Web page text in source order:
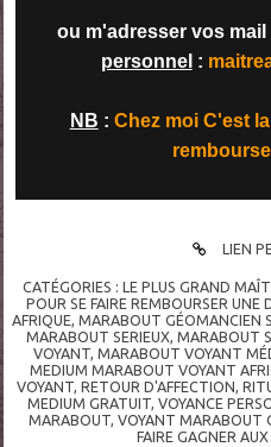
ou m'adresser vos mail
personnel :
NB : Chez moi C'est
LIEN
CATÉGORIES : LE PLUS GRAND
POUR SE FAIRE REMBOURSER UNE
AFRIQUE,MARABOUT GÉOMANCIEN
MARABOUT SERIEUX, MARABOUT
VOYANT,MARABOUT VOYANT
MEDIUM MARABOUT VOYANT
VOYANT,RETOUR D'AFFECTION,
MEDIUM GRATUIT, VOYANCE
MARABOUT, VOYANT MARABOUT
FAIRE GAGNER